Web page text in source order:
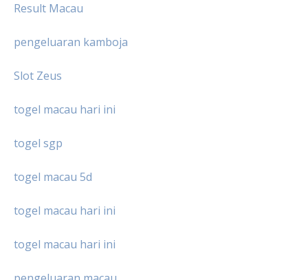
Result Macau
pengeluaran kamboja
Slot Zeus
togel macau hari ini
togel sgp
togel macau 5d
togel macau hari ini
togel macau hari ini